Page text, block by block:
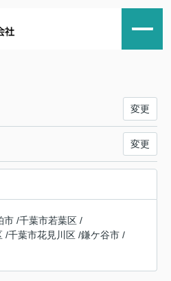
変更
変更
市 /千葉市若葉区 /
/千葉市花見川区 /鎌ケ谷市 /